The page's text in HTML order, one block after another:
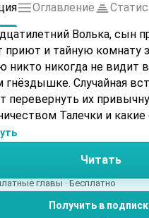
Оглавление
Волька, сын
приют и тайную комнату
никто никогда не видит
гнёздышке. Случайная
перевернуть их
Талечки и
Читать
главы · Бесплатно
Получить в